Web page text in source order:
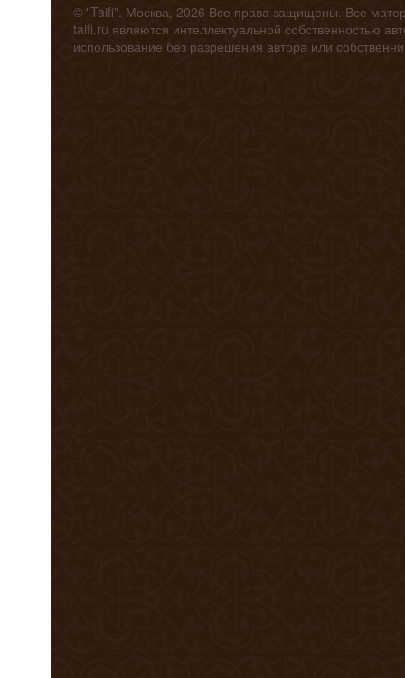
© "Taifi". Москва, 2026 Все права защищены. Все
taifi.ru являются интеллектуальной собственностью
использование без разрешения автора или